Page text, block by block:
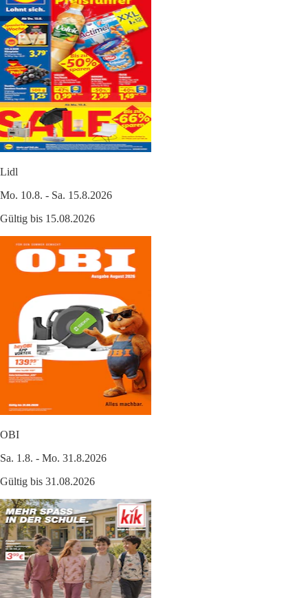
Lidl
Mo. 10.8. - Sa. 15.8.2026
Gültig bis 15.08.2026
OBI
Sa. 1.8. - Mo. 31.8.2026
Gültig bis 31.08.2026